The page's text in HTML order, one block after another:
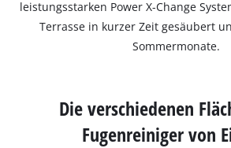
leistungsstarken Power X-Change
Terrasse in kurzer Zeit gesäubert
Sommermonate.
Die verschiedenen
Fugenreiniger von